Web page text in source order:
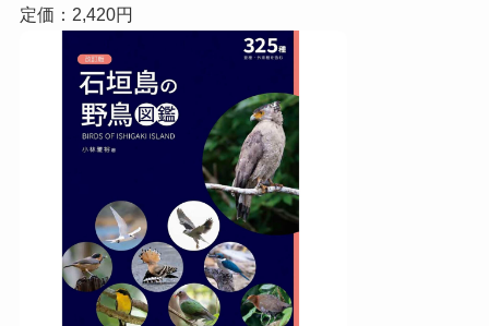
定価：2,420円